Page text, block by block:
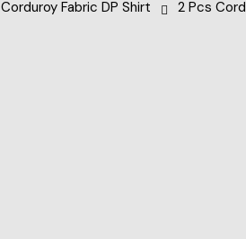
Corduroy Fabric DP Shirt 2 Pcs